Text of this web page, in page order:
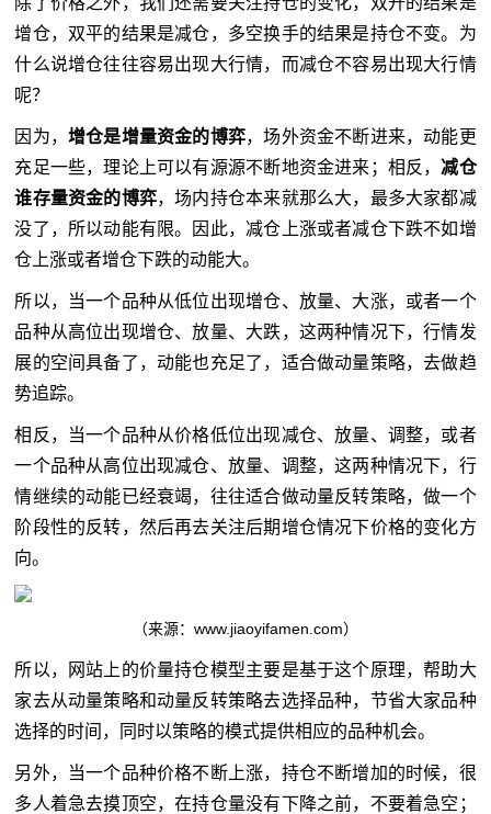
增仓，双平的结果是减仓，多空换手的结果是持仓不变。为
什么说增仓往往容易出现大行情，而减仓不容易出现大行情
呢？
因为，增仓是增量资金的博弈，场外资金不断进来，动能更
充足一些，理论上可以有源源不断地资金进来；相反， 减仓
谁存量资金的博弈，场内持仓本来就那么大，最多大家都减
没了，所以动能有限。因此，减仓上涨或者减仓下跌不如增
仓上涨或者增仓下跌的动能大。
所以，当一个品种从低位出现增仓、放量、大涨，或者一个
品种从高位出现增仓、放量、大跌，这两种情况下，行情发
展的空间具备了，动能也充足了，适合做动量策略，去做趋
势追踪。
相反，当一个品种从价格低位出现减仓、放量、调整，或者
一个品种从高位出现减仓、放量、调整，这两种情况下，行
情继续的动能已经衰竭，往往适合做动量反转策略，做一个
阶段性的反转，然后再去关注后期增仓情况下价格的变化方
向。
（来源：www.jiaoyifamen.com）
所以，网站上的价量持仓模型主要是基于这个原理，帮助大
家去从动量策略和动量反转策略去选择品种，节省大家品种
选择的时间，同时以策略的模式提供相应的品种机会。
另外，当一个品种价格不断上涨，持仓不断增加的时候，很
多人着急去摸顶空，在持仓量没有下降之前，不要着急空；